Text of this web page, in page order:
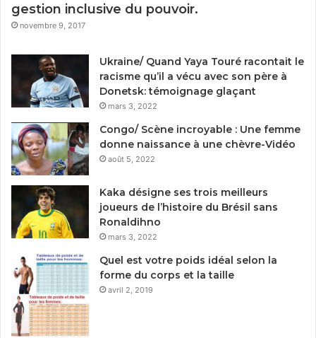
gestion inclusive du pouvoir.
novembre 9, 2017
Ukraine/ Quand Yaya Touré racontait le
racisme qu’il a vécu avec son père à
Donetsk: témoignage glaçant
mars 3, 2022
Congo/ Scène incroyable : Une femme
donne naissance à une chèvre-Vidéo
août 5, 2022
Kaka désigne ses trois meilleurs
joueurs de l’histoire du Brésil sans
Ronaldihno
mars 3, 2022
Quel est votre poids idéal selon la
forme du corps et la taille
avril 2, 2019